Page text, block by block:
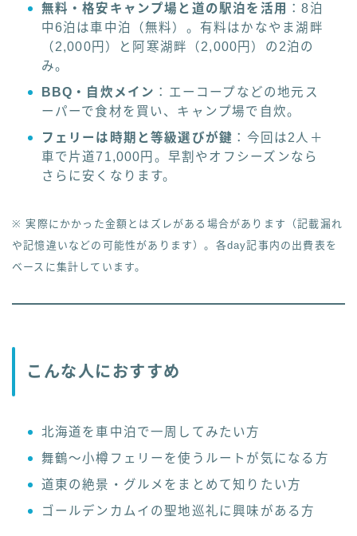
無料・格安キャンプ場と道の駅泊を活用
：8泊
中6泊は車中泊（無料）。有料はかなやま湖畔
（2,000円）と阿寒湖畔（2,000円）の2泊の
み。
BBQ・自炊メイン ：エーコープなどの地元ス
ーパーで食材を買い、キャンプ場で自炊。
フェリーは時期と等級選びが鍵 ：今回は2人＋
車で片道71,000円。早割やオフシーズンなら
さらに安くなります。
※ 実際にかかった金額とはズレがある場合があります（記載漏れ
や記憶違いなどの可能性があります）。各day記事内の出費表を
ベースに集計しています。
こんな人におすすめ
北海道を車中泊で一周してみたい方
舞鶴〜小樽フェリーを使うルートが気になる方
道東の絶景・グルメをまとめて知りたい方
ゴールデンカムイの聖地巡礼に興味がある方